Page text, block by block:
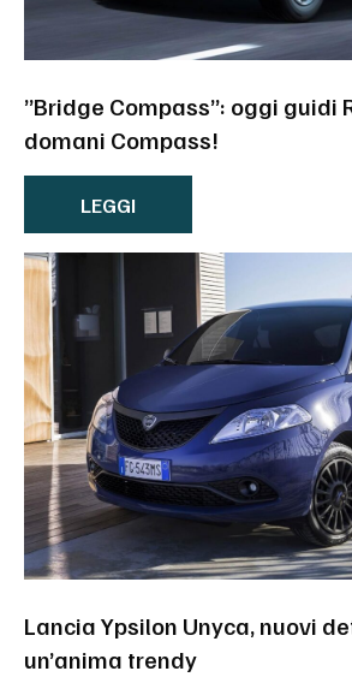
”Bridge Compass”: oggi guidi
domani Compass!
LEGGI
Lancia Ypsilon Unyca, nuovi
un’anima trendy